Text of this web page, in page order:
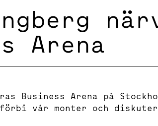
Arena
Business Arena på
förbi vår monter och